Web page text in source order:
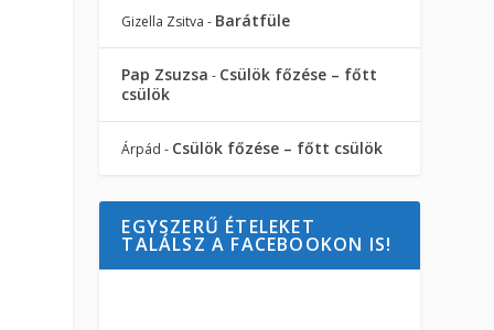
Gizella Zsitva - Barátfüle
Pap Zsuzsa - Csülök főzése – főtt
csülök
Árpád - Csülök főzése – főtt csülök
EGYSZERŰ ÉTELEKET
TALÁLSZ A FACEBOOKON IS!